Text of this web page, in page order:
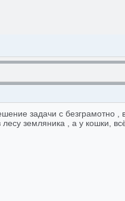
задачи с безграмотно ,
земляника , а у кошки,